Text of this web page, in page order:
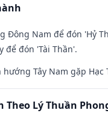
Đông Nam để đón 'Hỷ
để đón 'Tài Thần'.
Tây Nam gặp Hạc
Theo Lý Thuần